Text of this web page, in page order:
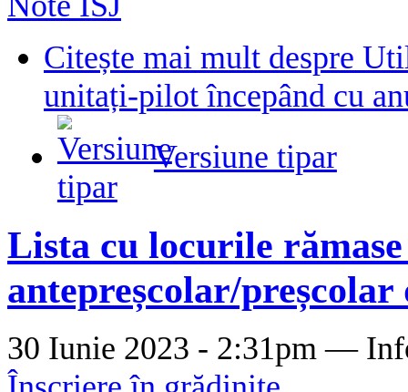
Citește mai mult despre
unitați-pilot începând cu
Versiune tipar
Lista cu locurile
antepreșcolar/preșcolar
30 Iunie 2023 - 2:31pm —